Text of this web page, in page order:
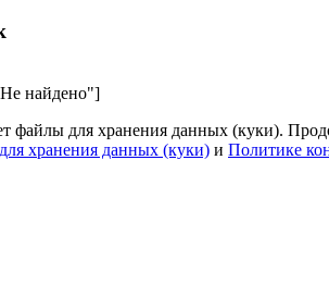
найдено"]
файлы для хранения данных (куки).
хранения данных (куки) и Политике